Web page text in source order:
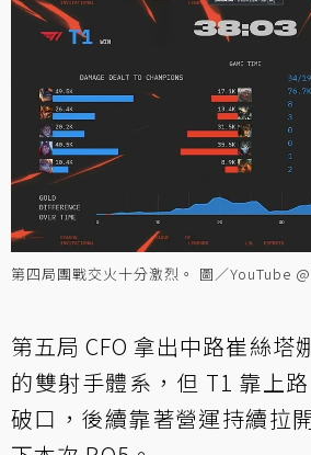
第四局團戰交火十分激烈。 圖／YouTube
第五局 CFO 拿出中路崔絲塔
的雙射手體系，但 T1 靠上
破口，後續靠著營運持續拉